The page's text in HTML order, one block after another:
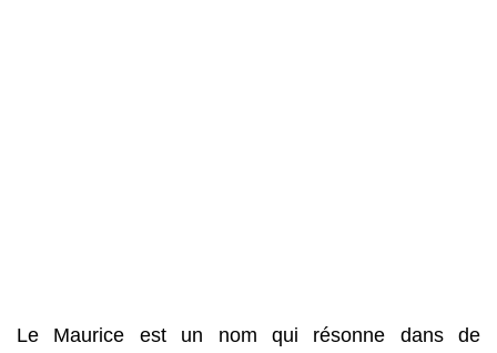
Le Maurice est un nom qui résonne dans de